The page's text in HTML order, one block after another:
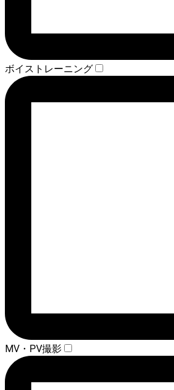
ボイストレーニング
MV・PV撮影